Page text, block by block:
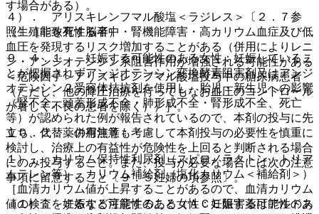
４）． アリスキレンフマル酸塩＜ラジレス＞〔２．７参
照〕［非致死性脳卒中・腎機能障害・高カリウム血症及び低
血圧を発現するリスク増加することがある（併用によりレニ
ン・アンジオテンシン系阻害作用が増強される可能性がある
＜危険因子＞アリスキレンフマル酸塩投与中の糖尿病患者
（ただし、他の降圧治療を行ってもなお血圧のコントロール
が著しく不良の患者を除く））］。
１０．２． 併用注意：
１）． カリウム保持性利尿剤（スピロノラクトン、トリア
ムテレン等）、カリウム補給剤（塩化カリウム＜補給剤＞）
［血清カリウム値が上昇することがあるので、血清カリウム
値の検査をするなど注意すること（ＡＣＥ阻害薬はアルドス
す場合がある）。
（生殖能を有する者）
９．４．１． 妊娠する可能性のある女性：妊娠しているこ
とが把握されずアンジオテンシン変換酵素阻害剤又はアンジ
オテンシン２受容体拮抗剤を使用し、胎児・新生児への影響
（腎不全、頭蓋形成不全・肺形成不全・腎形成不全、死亡
等）が認められた例が報告されているので、本剤の投与に先
立ち、代替薬の有無等も考慮して本剤投与の必要性を慎重に
検討し、治療上の有益性が危険性を上回ると判断される場合
にのみ投与すること。また、投与が必要な場合には次の注意
事項に留意すること〔９．５妊婦の項参照〕。
（１）． 妊娠する可能性のある女性：妊娠する可能性のあ